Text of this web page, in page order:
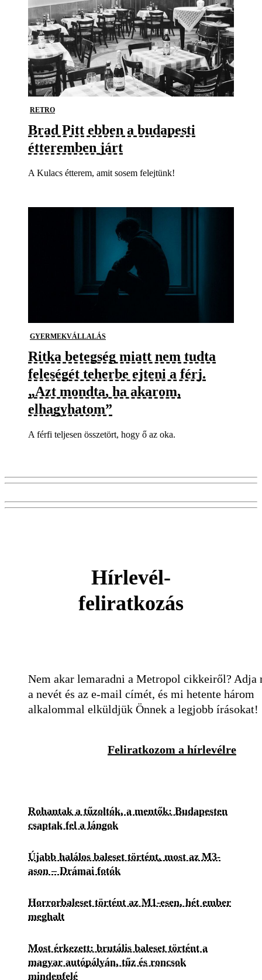
RETRO
Brad Pitt ebben a budapesti
étteremben járt
A Kulacs étterem, amit sosem felejtünk!
GYERMEKVÁLLALÁS
Ritka betegség miatt nem tudta
feleségét teherbe ejteni a férj.
„Azt mondta, ha akarom,
elhagyhatom”
A férfi teljesen összetört, hogy ő az oka.
Hírlevél-
feliratkozás
Nem akar lemaradni a Metropol cikkeiről? Adja
a nevét és az e-mail címét, és mi hetente három
alkalommal elküldjük Önnek a legjobb írásokat!
Feliratkozom a hírlevélre
Rohantak a tűzoltók, a mentők: Budapesten
csaptak fel a lángok
Újabb halálos baleset történt, most az M3-
ason – Drámai fotók
Horrorbaleset történt az M1-esen, hét ember
meghalt
Most érkezett: brutális baleset történt a
magyar autópályán, tűz és roncsok
mindenfelé